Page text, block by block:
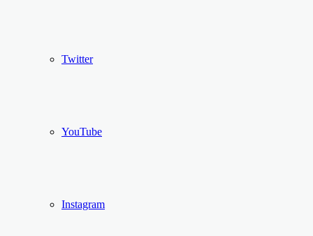
Twitter
YouTube
Instagram